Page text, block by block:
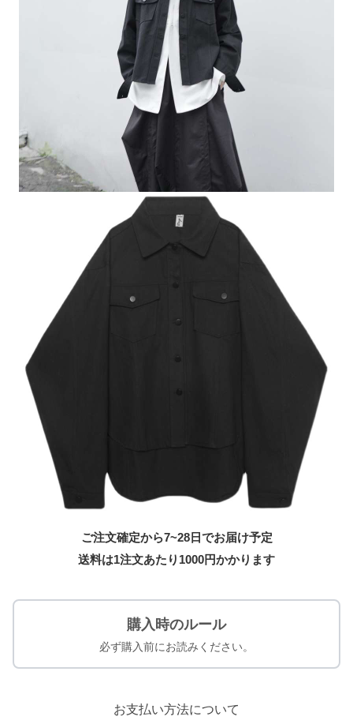
ご注文確定から7~28日でお届け予定
送料は1注文あたり 1000円かかります
購入時のルール
必ず購入前にお読みください。
お支払い方法について